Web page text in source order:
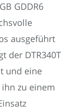
GDDR6
ausgeführt
der DTR340T
und eine
zu einem